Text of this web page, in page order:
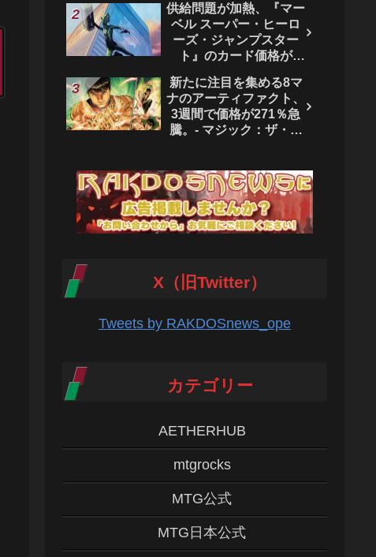
供給問題が加熱、『マー
ベル スーパー・ヒーロ
ーズ・ジャンプスター
ト』のカード価格が
ク：ザ・ギャザリング
新たに注目を集める8マ
ナのアーティファクト、
3週間で価格が271％急
騰。- マジック：ザ・ギ
X（旧Twitter）
Tweets by RAKDOSnews_ope
カテゴリー
AETHERHUB
mtgrocks
MTG公式
MTG日本公式